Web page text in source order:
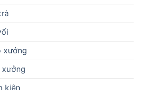
xưởng
xưởng
kiện